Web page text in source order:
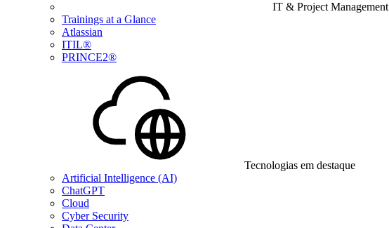
IT & Project Management
Trainings at a Glance
Atlassian
ITIL®
PRINCE2®
Tecnologias em destaque
Artificial Intelligence (AI)
ChatGPT
Cloud
Cyber Security